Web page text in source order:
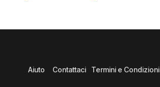
Aiuto Contattaci Termini e Condizioni